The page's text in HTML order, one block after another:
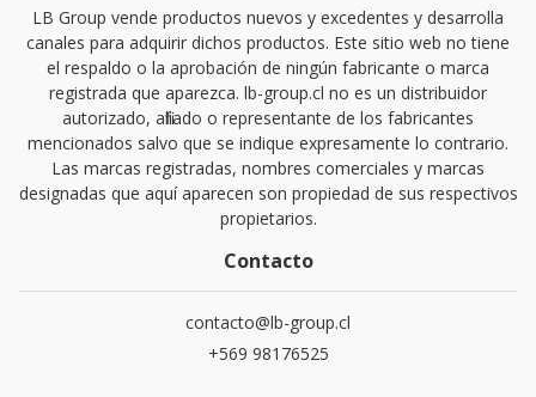
LB Group vende productos nuevos y excedentes y desarrolla
canales para adquirir dichos productos. Este sitio web no tiene
el respaldo o la aprobación de ningún fabricante o marca
registrada que aparezca. lb-group.cl no es un distribuidor
autorizado, afiliado o representante de los fabricantes
mencionados salvo que se indique expresamente lo contrario.
Las marcas registradas, nombres comerciales y marcas
designadas que aquí aparecen son propiedad de sus respectivos
propietarios.
Contacto
contacto@lb-group.cl
+569 98176525